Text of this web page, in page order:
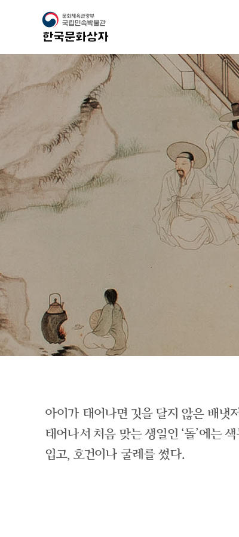
아이가 태어나면 깃을 달지 않은 배냇
태어나서 처음 맞는 생일인 ‘돌’에는
입고, 호건이나 굴레를 썼다.